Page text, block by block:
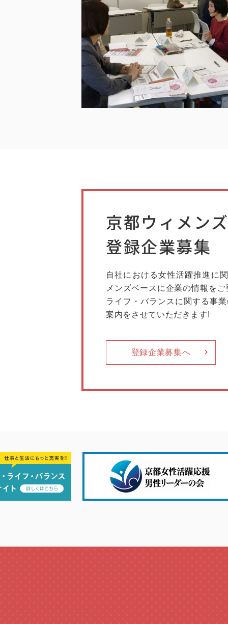
京都ウィメン
登録企業募集
自社における女性活躍推進に
メンズベースに企業の情報を
ライフ・バランスに関する事
案内をさせていただきます!
登録企業募集へ